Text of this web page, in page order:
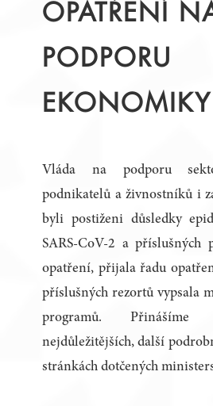
OPATŘENÍ
PODPORU
EKONOMIKY
Vláda na podporu
podnikatelů a živnostníků i
byli postiženi důsledky
SARS-CoV-2 a příslušných
opatření, přijala řadu
příslušných rezortů vypsala
programů.
nejdůležitějších, další
stránkách dotčených